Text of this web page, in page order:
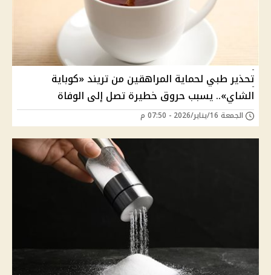
تحذير طبي لحماية المراهقين من تريند «كوباية
الشاي».. يسبب حروق خطيرة تصل إلى الوفاة
الجمعة 16/يناير/2026 - 07:50 م